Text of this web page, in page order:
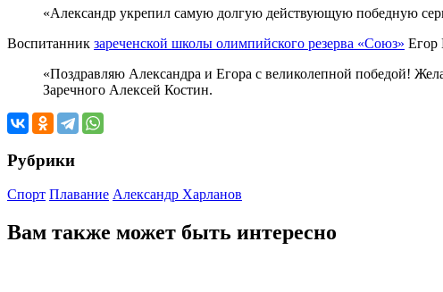
«Александр укрепил самую долгую действующую победную
Воспитанник зареченской школы олимпийского резерва «Союз» Егор
«Поздравляю Александра и Егора с великолепной победой!
Заречного Алексей Костин.
Рубрики
Спорт Плавание Александр Харланов
Вам также может быть интересно